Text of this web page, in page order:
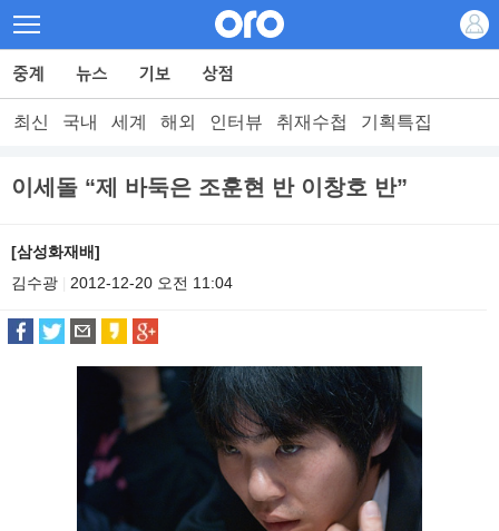
최신 국내 세계 해외 인터뷰 취재수첩 기획특집
이세돌 “제 바둑은 조훈현 반 이창호 반”
[삼성화재배]
김수광
2012-12-20 오전 11:04